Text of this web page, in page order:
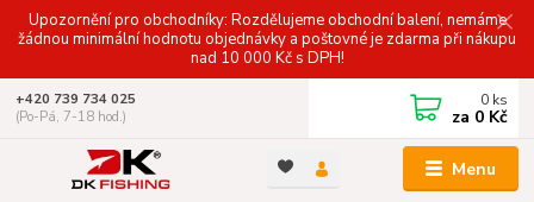
Upozornění pro obchodníky: Rozdělujeme obchodní balení, nemáme
žádnou minimální hodnotu objednávky a poštovné je zdarma při nákupu
nad 10 000 Kč s DPH!
Menu
+420 739 734 025
(Po-Pá, 7-18 hod.)
0 ks
za 0 Kč